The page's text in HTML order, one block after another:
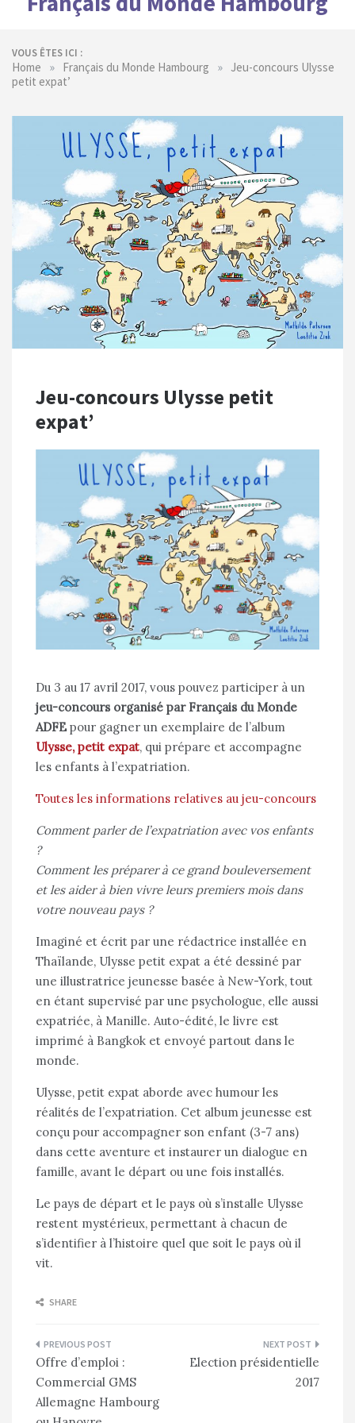
VOUS ÊTES ICI :
Home » Français du Monde Hambourg » Jeu-concours Ulysse
petit expat’
Jeu-concours Ulysse petit
expat’
Du 3 au 17 avril 2017, vous pouvez participer à un
jeu-concours organisé par Français du Monde
ADFEpour gagner un exemplaire de l’album
Ulysse, petit expat, qui prépare et accompagne
les enfants à l’expatriation.
Toutes les informations relatives au jeu-concours
Comment parler de l’expatriation avec vos enfants
?
Comment les préparer à ce grand bouleversement
et les aider à bien vivre leurs premiers mois dans
votre nouveau pays ?
Imaginé et écrit par une rédactrice installée en
Thaïlande, Ulysse petit expat a été dessiné par
une illustratrice jeunesse basée à New-York, tout
en étant supervisé par une psychologue, elle aussi
expatriée, à Manille. Auto-édité, le livre est
imprimé à Bangkok et envoyé partout dans le
monde.
Ulysse, petit expat aborde avec humour les
réalités de l’expatriation. Cet album jeunesse est
conçu pour accompagner son enfant (3-7 ans)
dans cette aventure et instaurer un dialogue en
famille, avant le départ ou une fois installés.
Le pays de départ et le pays où s’installe Ulysse
restent mystérieux, permettant à chacun de
s’identifier à l’histoire quel que soit le pays où il
vit.
SHARE
Navigation
de
l’article
Offre d’emploi :
Commercial GMS
Allemagne Hambourg
Election présidentielle
2017